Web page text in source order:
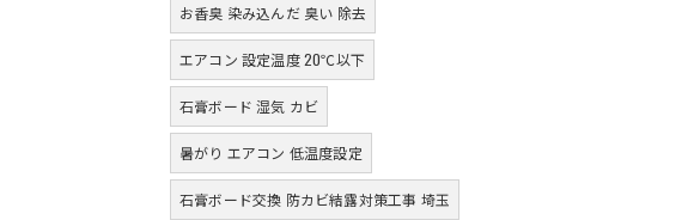
お香臭 染み込んだ 臭い 除去
エアコン 設定温度 20℃以下
石膏ボード 湿気 カビ
暑がり エアコン 低温度設定
石膏ボード交換 防カビ結露対策工事 埼玉